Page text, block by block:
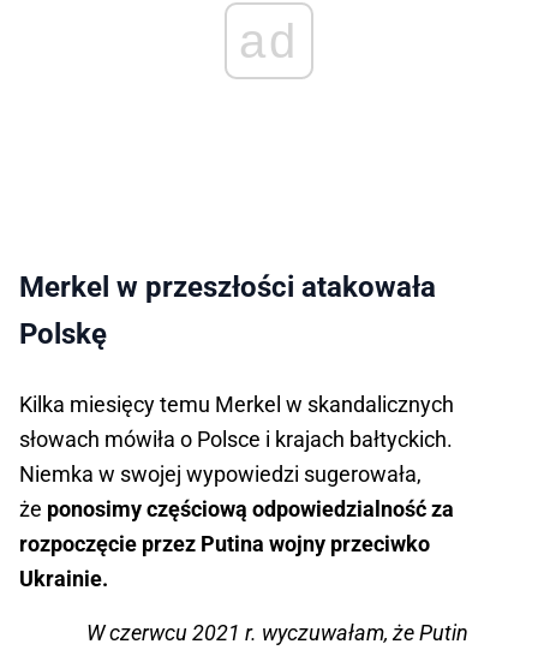
ad
Merkel w przeszłości atakowała
Polskę
Kilka miesięcy temu Merkel w skandalicznych
słowach mówiła o Polsce i krajach bałtyckich.
Niemka w swojej wypowiedzi sugerowała,
że ponosimy częściową odpowiedzialność za
rozpoczęcie przez Putina wojny przeciwko
Ukrainie.
W czerwcu 2021 r. wyczuwałam, że Putin